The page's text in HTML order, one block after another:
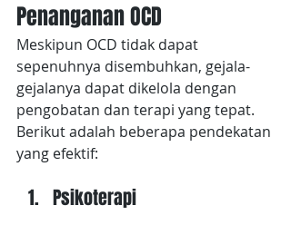
Penanganan OCD
Meskipun OCD tidak dapat
sepenuhnya disembuhkan, gejala-
gejalanya dapat dikelola dengan
pengobatan dan terapi yang tepat.
Berikut adalah beberapa pendekatan
yang efektif:
Psikoterapi